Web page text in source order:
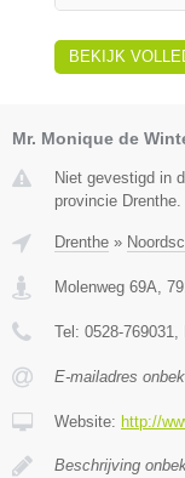
BEKIJK
Mr. Monique de
Niet gevestigd in
provincie Drenthe.
Drenthe »
Molenweg 69A,
Tel: 0528-769031,
E-mailadres
Website: http://
Beschrijving